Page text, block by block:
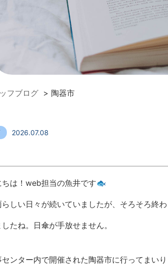
フブログ > 陶器市
2026.07.08
ちは！web担当の魚井です🐟
しい日々が続いていましたが、そろそろ終わ
たね。日傘が手放せません。
ンター内で開催された陶器市に行ってまいり